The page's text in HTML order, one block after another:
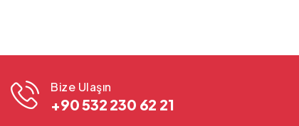
Bize Ulaşın
+90 532 230 62 21